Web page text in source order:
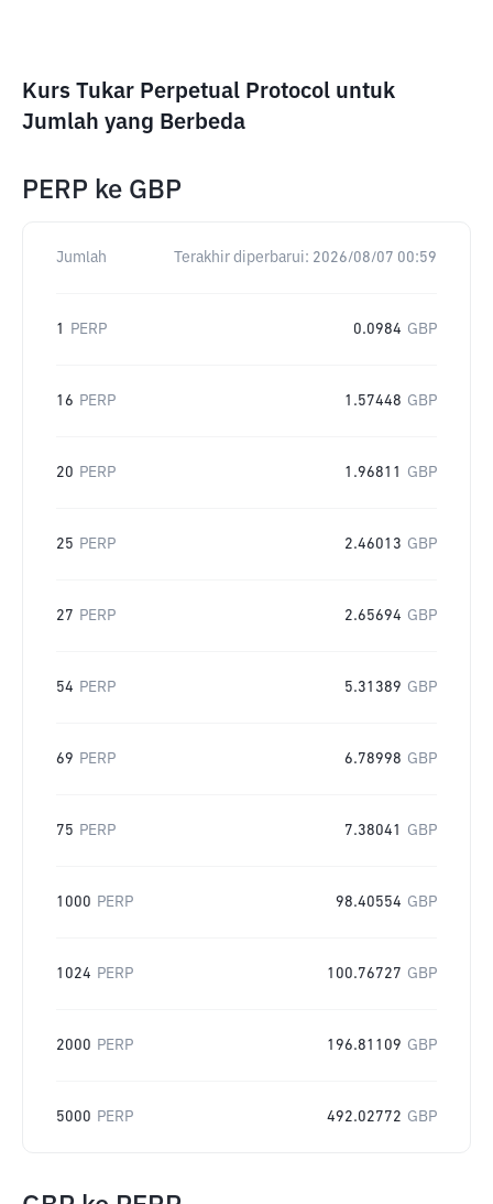
Kurs Tukar Perpetual Protocol untuk
Jumlah yang Berbeda
PERP ke GBP
Jumlah Terakhir diperbarui: 2026/08/07 00:59
1 PERP 0.0984 GBP
16 PERP 1.57448 GBP
20 PERP 1.96811 GBP
25 PERP 2.46013 GBP
27 PERP 2.65694 GBP
54 PERP 5.31389 GBP
69 PERP 6.78998 GBP
75 PERP 7.38041 GBP
1000 PERP 98.40554 GBP
1024 PERP 100.76727 GBP
2000 PERP 196.81109 GBP
5000 PERP 492.02772 GBP